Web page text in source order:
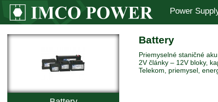
Power
Battery
Priemyselné staničné
2V články – 12V bloky,
Telekom, priemysel,